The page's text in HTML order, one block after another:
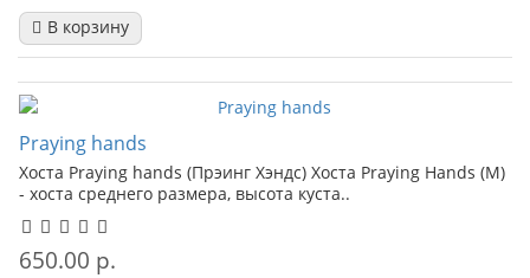
В корзину
Praying hands
Хоста Praying hands (Прэинг Хэндс) Хоста Praying Hands (M)
- хоста среднего размера, высота куста..
650.00 р.